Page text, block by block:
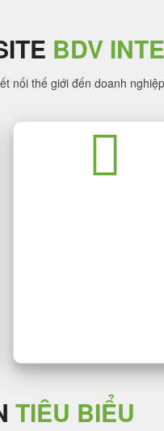
BDV
nối thế giới đến doanh
TIÊU BIỂU